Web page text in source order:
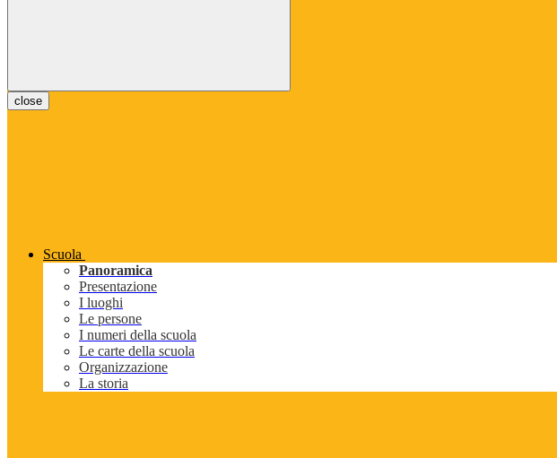
close
Scuola
Panoramica
Presentazione
I luoghi
Le persone
I numeri della scuola
Le carte della scuola
Organizzazione
La storia